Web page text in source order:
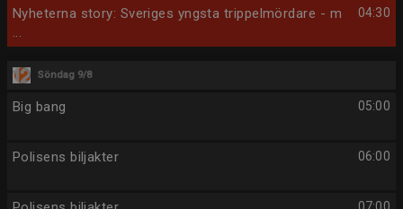
04:30
Nyheterna story: Sveriges yngsta trippelmördare - m
...
Söndag 9/8
05:00
Big bang
06:00
Polisens biljakter